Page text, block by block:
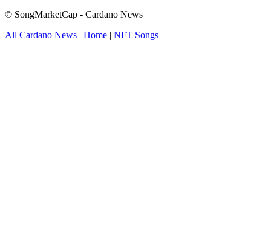
© SongMarketCap - Cardano News
All Cardano News | Home | NFT Songs